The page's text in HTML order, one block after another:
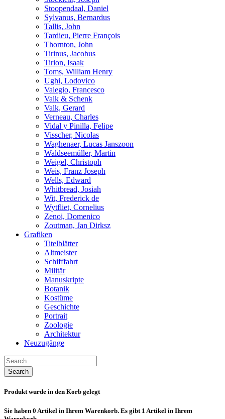
Stoopendaal, Daniel
Sylvanus, Bernardus
Tallis, John
Tardieu, Pierre François
Thornton, John
Tirinus, Jacobus
Tirion, Isaak
Toms, William Henry
Ughi, Lodovico
Valegio, Francesco
Valk & Schenk
Valk, Gerard
Verneau, Charles
Vidal y Pinilla, Felipe
Visscher, Nicolas
Waghenaer, Lucas Janszoon
Waldseemüller, Martin
Weigel, Christoph
Weis, Franz Joseph
Wells, Edward
Whitbread, Josiah
Wit, Frederick de
Wytfliet, Cornelius
Zenoi, Domenico
Zoutman, Jan Dirksz
Grafiken
Titelblätter
Altmeister
Schifffahrt
Militär
Manuskripte
Botanik
Kostüme
Geschichte
Portrait
Zoologie
Architektur
Neuzugänge
Search
Produkt wurde in den Korb gelegt
Sie haben 0 Artikel in Ihrem Warenkorb. Es gibt 1 Artikel in Ihrem